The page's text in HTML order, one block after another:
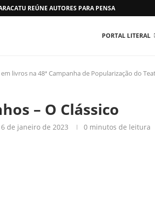
REÚNE AUTORES PARA PENSAR O MUNDO...
PORTAL LITERAL
livros na 48ª Campanha de Popularização do
– O Clássico
de janeiro de 2023 0 minutos de leitura